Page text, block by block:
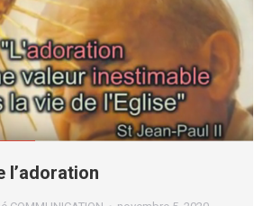
l’adoration